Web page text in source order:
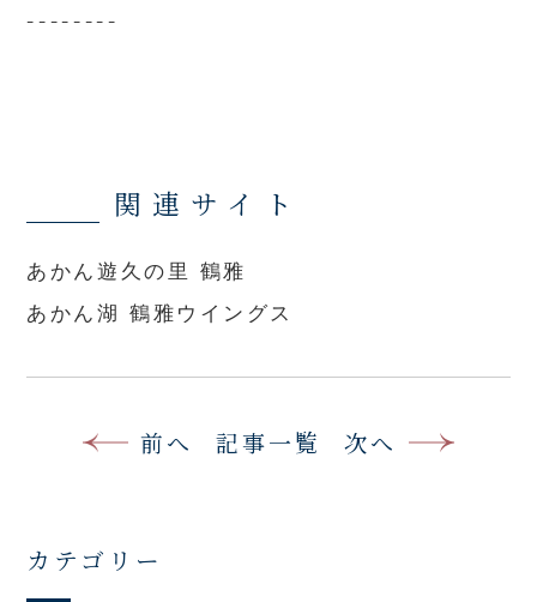
--------
関連サイト
あかん遊久の里 鶴雅
あかん湖 鶴雅ウイングス
前へ 記事一覧 次へ
カテゴリー